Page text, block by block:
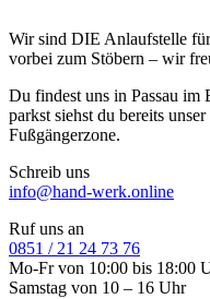
Wir sind DIE Anlaufstelle
vorbei zum Stöbern – wir
Du findest uns in Passau im
parkst siehst du bereits
Fußgängerzone.
Schreib uns
info@hand-werk.online
Ruf uns an
0851 / 21 24 73 76
Mo-Fr von 10:00 bis 18:00
Samstag von 10 – 16 Uhr